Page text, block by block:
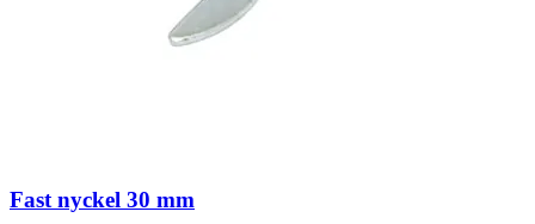
Fast nyckel 30 mm